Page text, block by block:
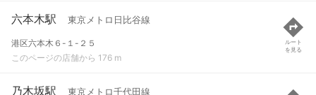
六本木駅 東京メトロ日比谷線
港区六本木６-１-２５
このページの店舗から 176 m
ルート
を見る
乃木坂駅 東京メトロ千代田線